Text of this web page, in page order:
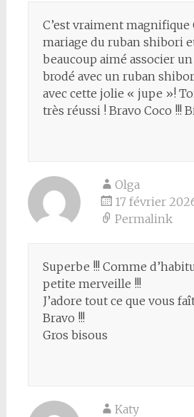
C’est vraiment magnifique
mariage du ruban shibori
beaucoup aimé associer
brodé avec un ruban
avec cette jolie « jupe »!
très réussi ! Bravo Coco !!!
Olga
17 février
Permalink
Superbe !!! Comme
petite merveille !!!
J’adore tout ce que vous
Bravo !!!
Gros bisous
Katy